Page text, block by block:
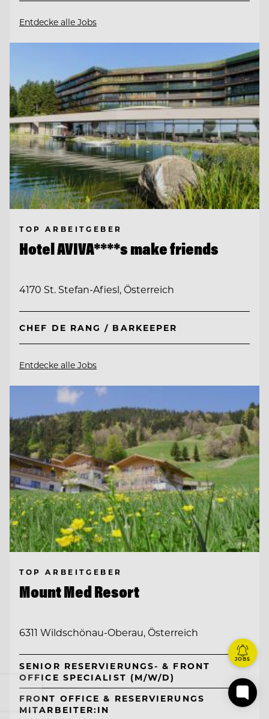
Entdecke alle Jobs
TOP ARBEITGEBER
Hotel AVIVA****s make friends
4170 St. Stefan-Afiesl, Österreich
CHEF DE RANG / BARKEEPER
Entdecke alle Jobs
TOP ARBEITGEBER
Mount Med Resort
6311 Wildschönau-Oberau, Österreich
SENIOR RESERVIERUNGS- & FRONT
OFFICE SPECIALIST (M/W/D)
FRONT OFFICE & RESERVIERUNGS
MITARBEITER:IN
JOBS